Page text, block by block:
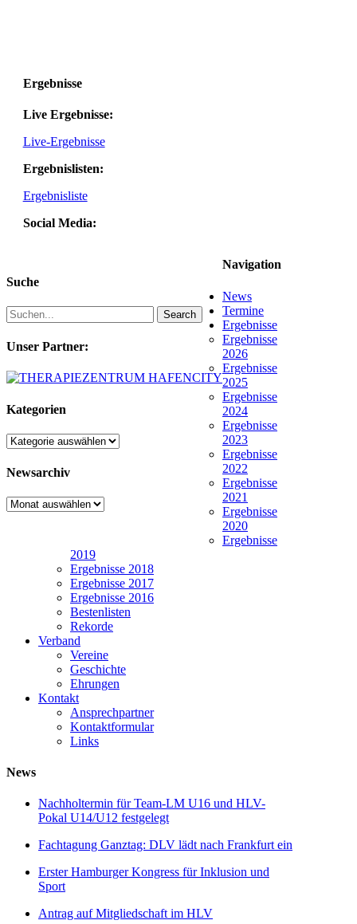
Ergebnisse
Live Ergebnisse:
Live-Ergebnisse
Ergebnislisten:
Ergebnisliste
Social Media:
Suche
Search
Unser Partner:
Kategorien
Kategorien
Newsarchiv
Newsarchiv
Navigation
News
Termine
Ergebnisse
Ergebnisse
2026
Ergebnisse
2025
Ergebnisse
2024
Ergebnisse
2023
Ergebnisse
2022
Ergebnisse
2021
Ergebnisse
2020
Ergebnisse
2019
Ergebnisse 2018
Ergebnisse 2017
Ergebnisse 2016
Bestenlisten
Rekorde
Verband
Vereine
Geschichte
Ehrungen
Kontakt
Ansprechpartner
Kontaktformular
Links
News
Nachholtermin für Team-LM U16 und HLV-
Pokal U14/U12 festgelegt
Fachtagung Ganztag: DLV lädt nach Frankfurt ein
Erster Hamburger Kongress für Inklusion und
Sport
Antrag auf Mitgliedschaft im HLV